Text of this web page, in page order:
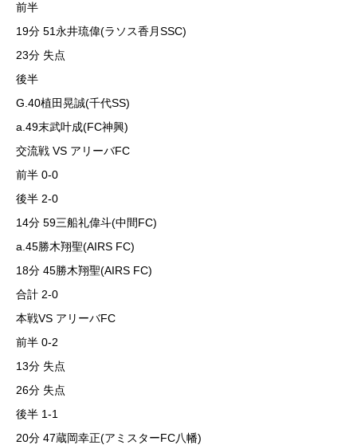
前半
19分 51永井琉偉(ラソス香月SSC)
23分 失点
後半
G.40植田晃誠(千代SS)
a.49末武叶成(FC神興)
交流戦 VS アリーバFC
前半 0-0
後半 2-0
14分 59三船礼偉斗(中間FC)
a.45勝木翔聖(AIRS FC)
18分 45勝木翔聖(AIRS FC)
合計 2-0
本戦VS アリーバFC
前半 0-2
13分 失点
26分 失点
後半 1-1
20分 47蔵岡幸正(アミスターFC八幡)